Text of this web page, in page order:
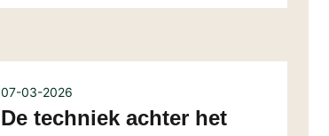
07-03-2026
De techniek achter het